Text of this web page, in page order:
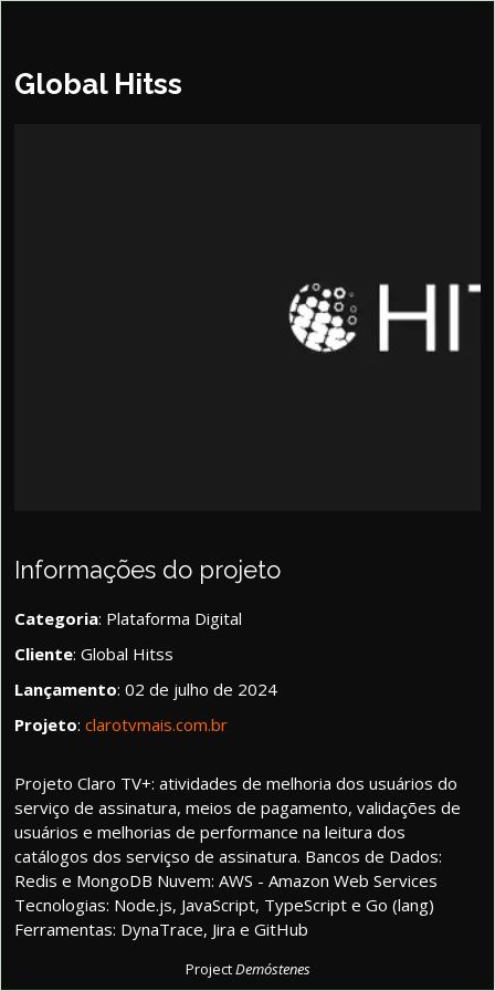
Global Hitss
Informações do projeto
Categoria: Plataforma Digital
Cliente: Global Hitss
Lançamento: 02 de julho de 2024
Projeto: clarotvmais.com.br
Projeto Claro TV+: atividades de melhoria dos usuários do
serviço de assinatura, meios de pagamento, validações de
usuários e melhorias de performance na leitura dos
catálogos dos serviçso de assinatura. Bancos de Dados:
Redis e MongoDB Nuvem: AWS - Amazon Web Services
Tecnologias: Node.js, JavaScript, TypeScript e Go (lang)
Ferramentas: DynaTrace, Jira e GitHub
ProjectDemóstenes